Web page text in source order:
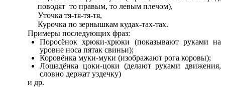
поводят то правым, то левым плечом),
Уточка тя-тя-тя-тя,
Курочка по зернышкам кудах-тах-тах.
Примеры последующих фраз:
Поросёнок хрюки-хрюки (показывают руками на
уровне носа пятак свиньи);
Коровёнка муки-муки (изображают рога коровы);
Лошадёнка цоки-цоки (делают руками движения,
словно держат уздечку)
и др.